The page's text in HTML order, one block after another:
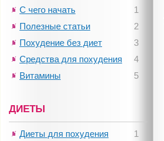
1
С чего начать
2
Полезные статьи
3
Похудение без диет
4
Средства для похудения
5
Витамины
ДИЕТЫ
1
Диеты для похудения